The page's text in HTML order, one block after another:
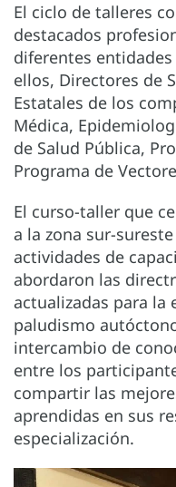
El ciclo de talleres
destacados
diferentes
ellos, Directores de
Estatales de los
Médica,
de Salud Pública,
Programa de
El curso-taller que
a la zona sur-
actividades de
abordaron las
actualizadas para la
paludismo
intercambio de
entre los
compartir las
aprendidas en sus
especialización.